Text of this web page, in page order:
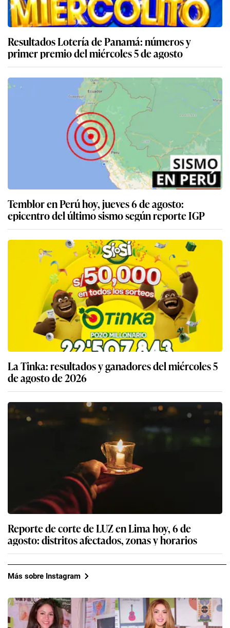
Resultados Lotería de Panamá: números y
primer premio del miércoles 5 de agosto
Temblor en Perú hoy, jueves 6 de agosto:
epicentro del último sismo según reporte IGP
La Tinka: resultados y ganadores del miércoles 5
de agosto de 2026
Reporte de corte de LUZ en Lima hoy, 6 de
agosto: distritos afectados, zonas y horarios
Más sobre Instagram